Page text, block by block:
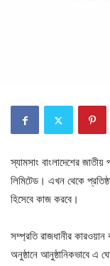
স্যামসাং বাংলাদেশের
লিমিটেড। এখন থেকে
হিসেবে কাজ করবে।
সম্প্রতি রাজধানীর
অনুষ্ঠানে আনুষ্ঠানিকভাবে এ